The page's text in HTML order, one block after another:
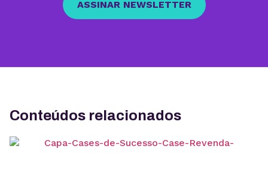
ASSINAR NEWSLETTER
Conteúdos relacionados